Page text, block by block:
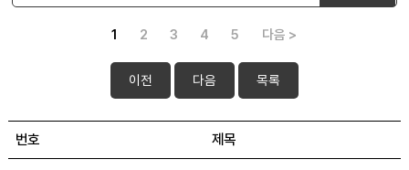
1 2 3 4 5 다음 >
이전 다음 목록
번호 제목